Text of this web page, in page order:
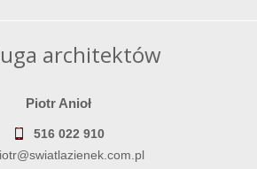
architektów
Piotr Anioł
516 022 910